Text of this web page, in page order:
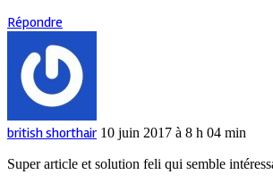
Répondre
british shorthair 10 juin 2017 à 8 h 04 min
Super article et solution feli qui semble